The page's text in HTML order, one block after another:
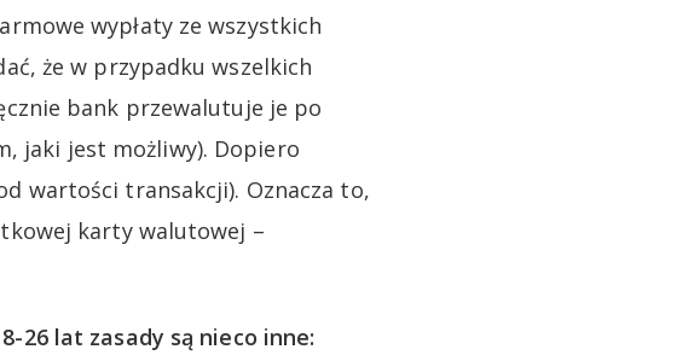
wypłaty ze wszystkich
że w przypadku wszelkich
bank przewalutuje je po
jaki jest możliwy). Dopiero
wartości transakcji). Oznacza to,
karty walutowej –
26 lat zasady są nieco inne: